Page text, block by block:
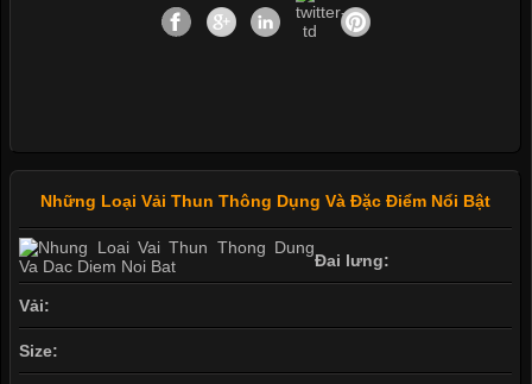
Những Loại Vải Thun Thông Dụng Và Đặc Điểm Nổi Bật
Đai lưng:
Vải:
Size: